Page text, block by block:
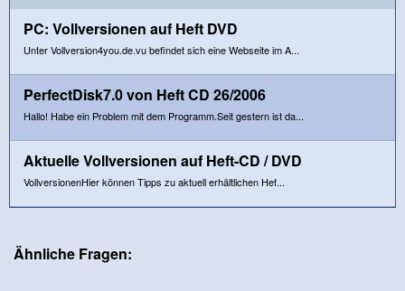
PC: Vollversionen auf Heft DVD
Unter Vollversion4you.de.vu befindet sich eine Webseite im A...
PerfectDisk7.0 von Heft CD 26/2006
Hallo! Habe ein Problem mit dem Programm.Seit gestern ist da...
Aktuelle Vollversionen auf Heft-CD / DVD
VollversionenHier können Tipps zu aktuell erhältlichen Hef...
Ähnliche Fragen: